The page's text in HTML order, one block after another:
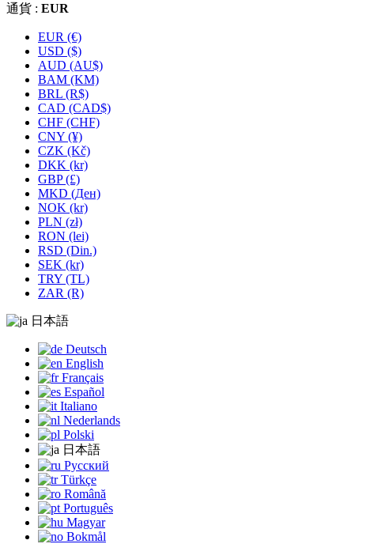
通貨 : EUR
EUR (€)
USD ($)
AUD (AU$)
BAM (KM)
BRL (R$)
CAD (CAD$)
CHF (CHF)
CNY (¥)
CZK (Kč)
DKK (kr)
GBP (£)
MKD (Ден)
NOK (kr)
PLN (zł)
RON (lei)
RSD (Din.)
SEK (kr)
TRY (TL)
ZAR (R)
日本語
Deutsch
English
Français
Español
Italiano
Nederlands
Polski
日本語
Русский
Türkçe
Română
Português
Magyar
Bokmål